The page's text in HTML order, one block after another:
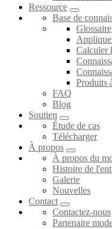
Ressource
Base de
Glossaire
Calculer
Produits
FAQ
Blog
Soutien
Étude de cas
Télécharger
À propos
À propos du
Histoire de
Galerie
Nouvelles
Contact
Contactez-nous
Partenaire